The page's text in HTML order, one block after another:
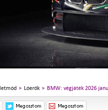
Lóerők BMW: végjáték 2026